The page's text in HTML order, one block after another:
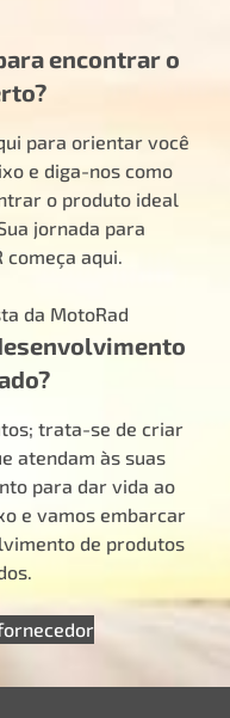
encontrar o
para orientar você
e diga-nos como
o produto ideal
jornada para
aqui.
da MotoRad
trata-se de criar
atendam às suas
para dar vida ao
e vamos embarcar
de produtos